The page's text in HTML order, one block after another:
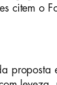
citem o
proposta